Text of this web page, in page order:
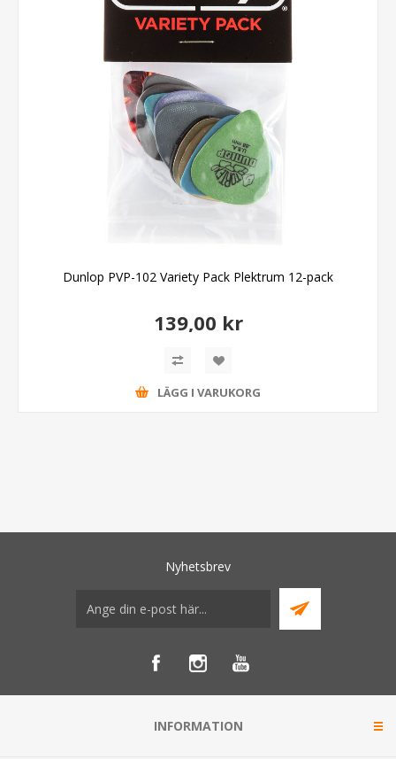
Dunlop PVP-102 Variety Pack Plektrum 12-pack
139,00 kr
LÄGG I VARUKORG
Nyhetsbrev
INFORMATION